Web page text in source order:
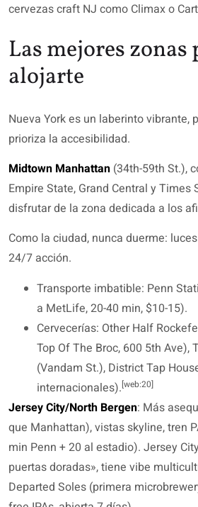
cervezas craft NJ como Climax o
Las mejores zonas
alojarte
Nueva York es un laberinto vibrante,
prioriza la accesibilidad.
Midtown Manhattan (34th-59th St.),
Empire State, Grand Central y Times
disfrutar de la zona dedicada a los
Como la ciudad, nunca duerme:
24/7 acción.
Transporte imbatible: Penn
a MetLife, 20-40 min, $10-15).
Cervecerías: Other Half
Top Of The Broc, 600 5th Ave),
(Vandam St.), District Tap
internacionales).[web:20]
Jersey City/North Bergen: Más
que Manhattan), vistas skyline, tren
min Penn + 20 al estadio). Jersey
puertas doradas», tiene vibe
Departed Soles (primera